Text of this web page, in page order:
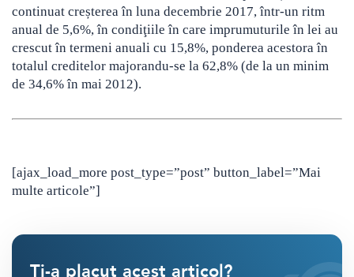
continuat creșterea în luna decembrie 2017, într-un ritm
anual de 5,6%, în condiţiile în care imprumuturile în lei au
crescut în termeni anuali cu 15,8%, ponderea acestora în
totalul creditelor majorandu-se la 62,8% (de la un minim
de 34,6% în mai 2012).
[ajax_load_more post_type=”post” button_label=”Mai
multe articole”]
Ti-a placut acest articol?